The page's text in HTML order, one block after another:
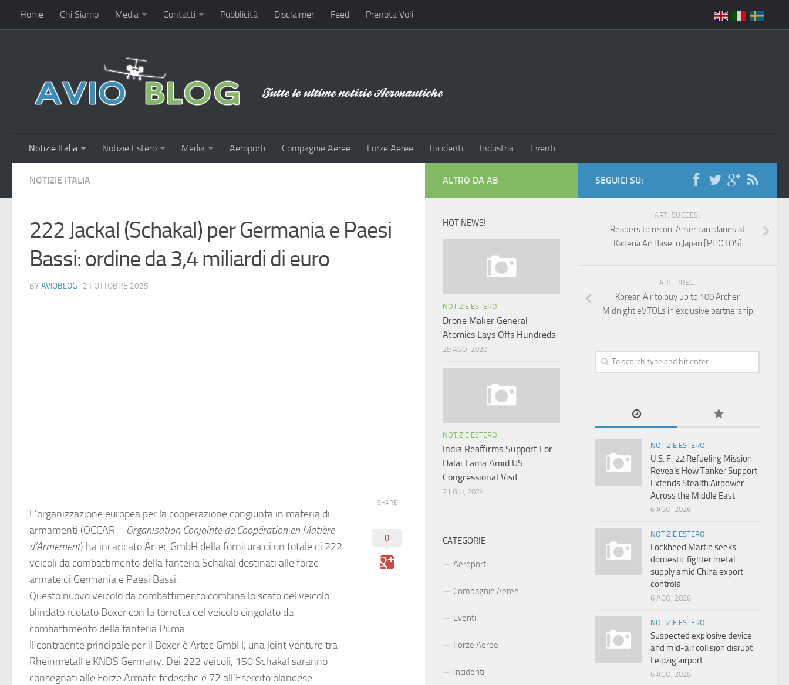
Home Chi Siamo Media Contatti Pubblicità Disclaimer Feed Prenota Voli
Notizie Italia Notizie Estero Media Aeroporti Compagnie Aeree Forze Aeree Incidenti Industria Eventi
NOTIZIE ITALIA
222 Jackal (Schakal) per Germania e Paesi
Bassi: ordine da 3,4 miliardi di euro
BY AVIOBLOG · 21 OTTOBRE 2025
L’organizzazione europea per la cooperazione congiunta in materia di
armamenti (OCCAR – Organisation Conjointe de Coopération en Matière
d’Armement) ha incaricato Artec GmbH della fornitura di un totale di 222
veicoli da combattimento della fanteria Schakal destinati alle forze
armate di Germania e Paesi Bassi.
Questo nuovo veicolo da combattimento combina lo scafo del veicolo
blindato ruotato Boxer con la torretta del veicolo cingolato da
combattimento della fanteria Puma.
Il contraente principale per il Boxer è Artec GmbH, una joint venture tra
Rheinmetall e KNDS Germany. Dei 222 veicoli, 150 Schakal saranno
consegnati alle Forze Armate tedesche e 72 all’Esercito olandese.
SHARE
0
SEGUICI SU:
ART. SUCCES.
Reapers to recon: American planes at
Kadena Air Base in Japan [PHOTOS]
ART. PREC.
Korean Air to buy up to 100 Archer
Midnight eVTOLs in exclusive partnership
NOTIZIE ESTERO
U.S. F-22 Refueling Mission
Reveals How Tanker Support
Extends Stealth Airpower
Across the Middle East
6 AGO, 2026
NOTIZIE ESTERO
Lockheed Martin seeks
domestic fighter metal
supply amid China export
controls
6 AGO, 2026
NOTIZIE ESTERO
Suspected explosive device
and mid-air collision disrupt
Leipzig airport
6 AGO, 2026
ALTRO DA AB
HOT NEWS!
NOTIZIE ESTERO
Drone Maker General
Atomics Lays Offs Hundreds
29 AGO, 2020
NOTIZIE ESTERO
India Reaffirms Support For
Dalai Lama Amid US
Congressional Visit
21 GIU, 2024
CATEGORIE
Aeroporti
Compagnie Aeree
Eventi
Forze Aeree
Incidenti